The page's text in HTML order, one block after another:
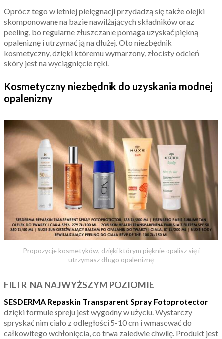
Oprócz tego w letniej pielęgnacji przydadzą się także olejki
skomponowane na bazie nawilżających składników oraz
peeling, bo regularne złuszczanie pomaga uzyskać piękną
opaleniznę i utrzymać ją na dłużej. Oto niezbędnik
kosmetyczny, dzięki któremu wymarzony, złocisty odcień
skóry jest na wyciągnięcie ręki.
Kosmetyczny niezbędnik do uzyskania modnej
opalenizny
Propozycje kosmetyków, dzięki którym pięknie opalisz się i
utrzymasz długo opaleniznę
FILTR NA NAJWYŻSZYM POZIOMIE
SESDERMA Repaskin Transparent Spray Fotoprotector
dzięki formule spreju jest wygodny w użyciu. Wystarczy
spryskać nim ciało z odległości 5-10 cm i wmasować do
całkowitego wchłonięcia, co trwa zaledwie chwilę. Produkt jest